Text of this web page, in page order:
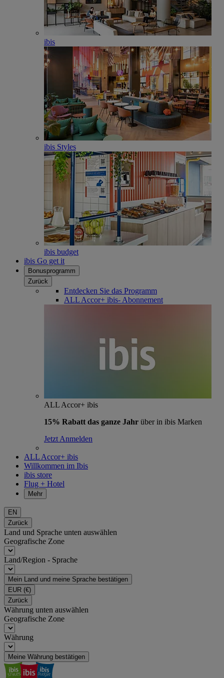
ibis
ibis Styles
ibis budget
ibis Go get it
Bonusprogramm
Zurück
Entdecken Sie das Programm
ALL Accor+ ibis- Abonnement
ALL Accor+ ibis
15% Rabatt das ganze Jahr über in ibis Marken
Jetzt Anmelden
ALL Accor+ ibis
Willkommen im Ibis
ibis store
Flug + Hotel
Mehr
EN
Zurück
Land und Sprache unten auswählen
Geografische Zone
Land/Region - Sprache
Mein Land und meine Sprache bestätigen
EUR (€)
Zurück
Währung unten auswählen
Geografische Zone
Währung
Meine Währung bestätigen